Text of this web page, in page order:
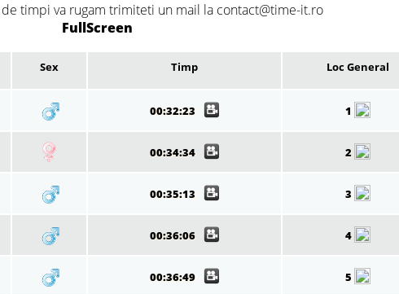
timpi va rugam trimiteti un mail la contact@time-it.ro
FullScreen